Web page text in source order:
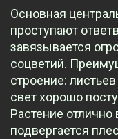
Основная
проступают
завязывается
соцветий.
строение:
свет хорошо
Растение отлично
подвергается